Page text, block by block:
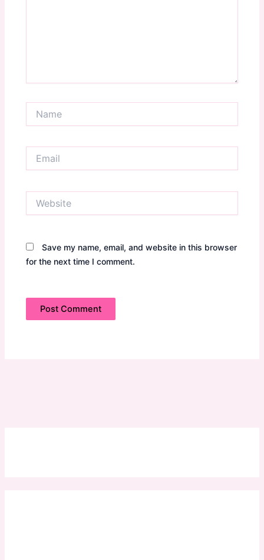
Save my name, email, and website in this browser
for the next time I comment.